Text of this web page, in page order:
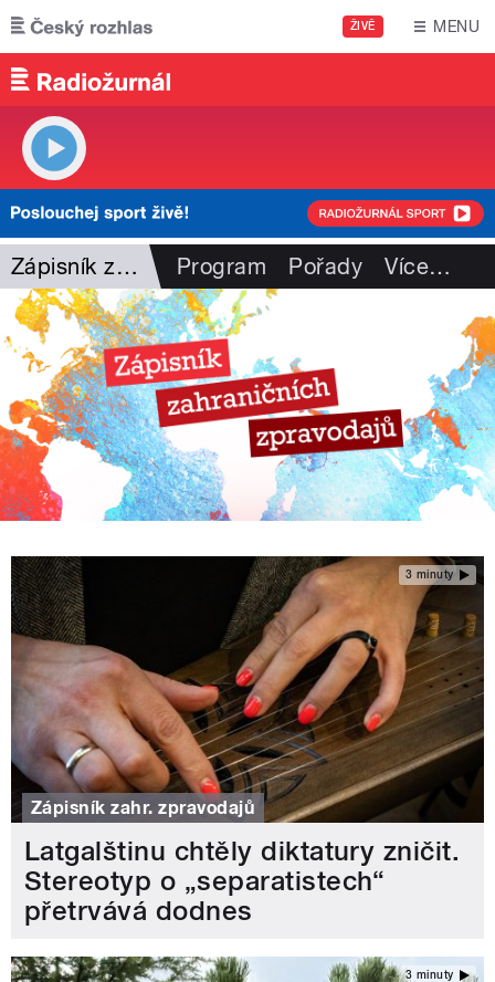
Přejít k hlavnímu obsahu
ŽIVĚ MENU
Zápisník zahr. zpravodajů Program Pořady Více…
3 minuty
Zápisník zahr. zpravodajů
Latgalštinu chtěly diktatury zničit.
Stereotyp o „separatistech“
přetrvává dodnes
3 minuty